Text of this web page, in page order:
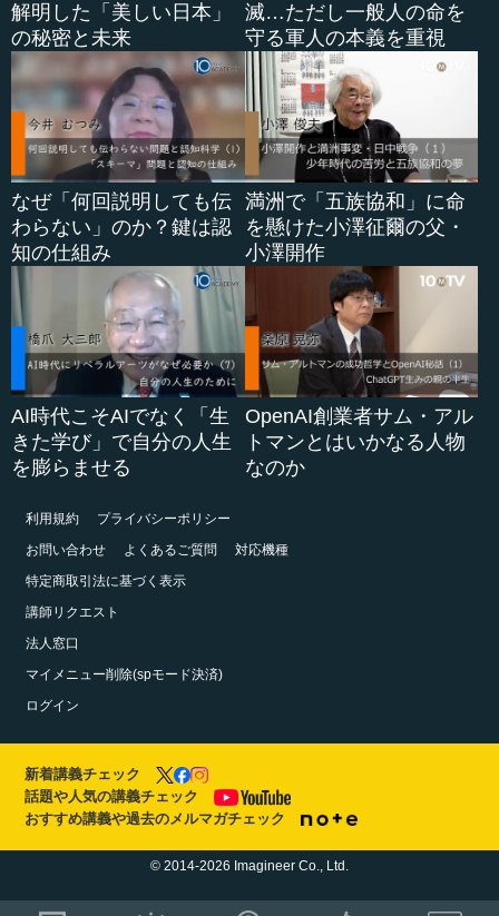
解明した「美しい日本」
の秘密と未来
滅…ただし一般人の命を
守る軍人の本義を重視
なぜ「何回説明しても伝
わらない」のか？鍵は認
知の仕組み
満洲で「五族協和」に命
を懸けた小澤征爾の父・
小澤開作
AI時代こそAIでなく「生
きた学び」で自分の人生
を膨らませる
OpenAI創業者サム・アル
トマンとはいかなる人物
なのか
利用規約
プライバシーポリシー
お問い合わせ
よくあるご質問
対応機種
特定商取引法に基づく表示
講師リクエスト
法人窓口
マイメニュー削除(spモード決済)
ログイン
新着講義チェック
話題や人気の講義チェック
おすすめ講義や過去のメルマガチェック
© 2014-2026 Imagineer Co., Ltd.